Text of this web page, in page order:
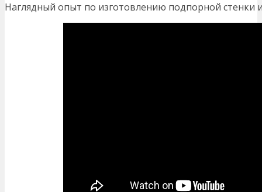
Наглядный опыт по изготовлению подпорной стенки